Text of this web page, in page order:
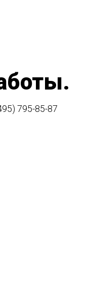
795-85-87